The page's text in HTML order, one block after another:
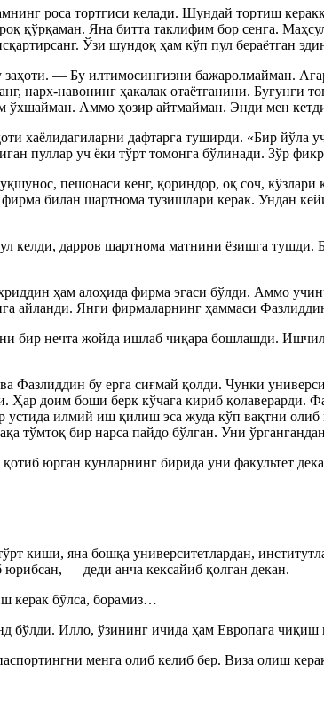
роса тортгиси келади. Шундай тортиш
қўрқаман. Яна битта таклифим бор сенга.
Ўзи шундоқ ҳам кўп пул бераётган
— Бу илтимосингизни бажаролмайман.
нарх-навонинг ҳакалак отаётганини.
ўхшайман. Аммо ҳозир айтмайман. Энди мен
хаёлидагиларни дафтарга туширди. «Бир
пуллар уч ёки тўрт томонга бўлинади. Зўр
пешонаси кенг, қориндор, оқ соч,
билан шартнома тузишлари керак. Ундан
келди, дарров шартнома матнини ёзишга
ҳам алоҳида фирма эгаси бўлди. Аммо
айланди. Янги фирмаларнинг ҳаммаси
бир нечта жойда ишлаб чиқара бошлашди.
Фазлиддин бу ерга сиғмай қолди. Чунки
Ҳар доим боши берк кўчага кириб қолаверарди.
устида илмий иш қилиш эса жуда кўп вақтни
тўмтоқ бир нарса пайдо бўлган. Уни
юрган кунларнинг бирида уни факультет
киши, яна бошқа университетлардан,
юрибсан, — деди анча кексайиб қолган декан.
керак бўлса, борамиз…
бўлди. Илло, ўзининг ичида ҳам Европага
менга олиб келиб бер. Виза олиш